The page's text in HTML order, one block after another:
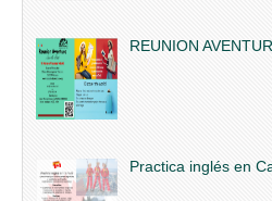
REUNION
Practica inglés en